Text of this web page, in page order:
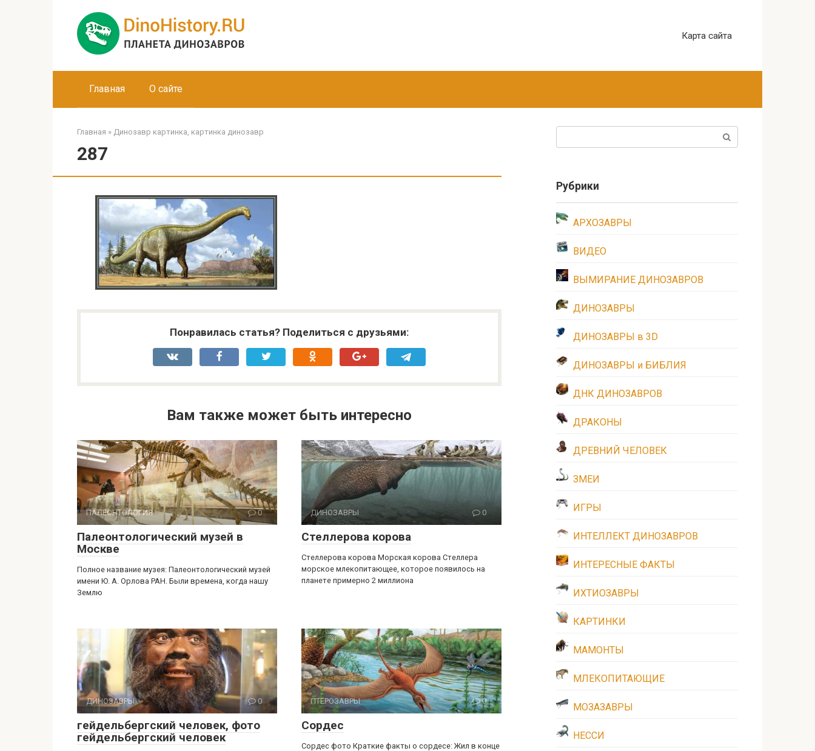
Карта сайта
Главная О сайте
Главная » Динозавр картинка, картинка динозавр
287
Понравилась статья? Поделиться с друзьями:
Вам также может быть интересно
ПАЛЕОНТОЛОГИЯ 0
Палеонтологический музей в
Москве
Полное название музея: Палеонтологический музей
имени Ю. А. Орлова РАН. Были времена, когда нашу
Землю
ДИНОЗАВРЫ 0
Стеллерова корова
Стеллерова корова Морская корова Стеллера
морское млекопитающее, которое появилось на
планете примерно 2 миллиона
ДИНОЗАВРЫ 0
гейдельбергский человек, фото
гейдельбергский человек
ПТЕРОЗАВРЫ 0
Сордес
Сордес фото Краткие факты о сордесе: Жил в конце
Рубрики
АРХОЗАВРЫ
ВИДЕО
ВЫМИРАНИЕ ДИНОЗАВРОВ
ДИНОЗАВРЫ
ДИНОЗАВРЫ в 3D
ДИНОЗАВРЫ и БИБЛИЯ
ДНК ДИНОЗАВРОВ
ДРАКОНЫ
ДРЕВНИЙ ЧЕЛОВЕК
ЗМЕИ
ИГРЫ
ИНТЕЛЛЕКТ ДИНОЗАВРОВ
ИНТЕРЕСНЫЕ ФАКТЫ
ИХТИОЗАВРЫ
КАРТИНКИ
МАМОНТЫ
МЛЕКОПИТАЮЩИЕ
МОЗАЗАВРЫ
НЕССИ